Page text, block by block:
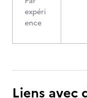
expéri
ence
Liens avec